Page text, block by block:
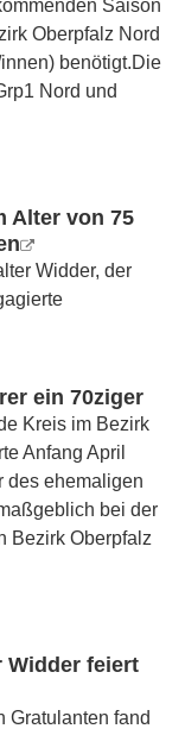
Saison
Oberpfalz Nord
benötigt.Die
Nord und
Alter von 75
Widder, der
ein 70ziger
Kreis im Bezirk
Anfang April
des ehemaligen
bei der
Bezirk Oberpfalz
Widder feiert
Gratulanten fand